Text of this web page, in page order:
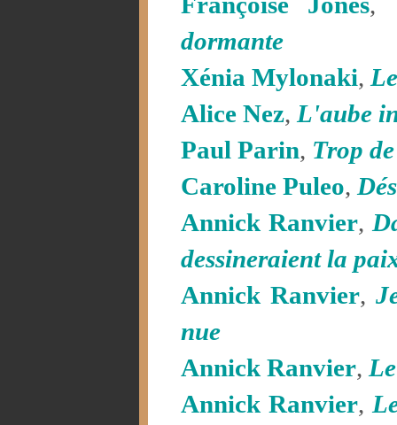
dormante
Xénia Mylonaki,
Alice Nez, L'aube
Paul Parin, Trop
Caroline Puleo,
Annick Ranvier,
dessineraient la
Annick Ranvier,
nue
Annick Ranvier,
Annick Ranvier,